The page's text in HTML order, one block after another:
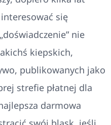
się
nie
kiepskich,
publikowanych jako
strefie płatnej dla
darmowa